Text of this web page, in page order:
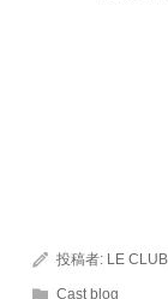
投稿者: LE
Cast blog